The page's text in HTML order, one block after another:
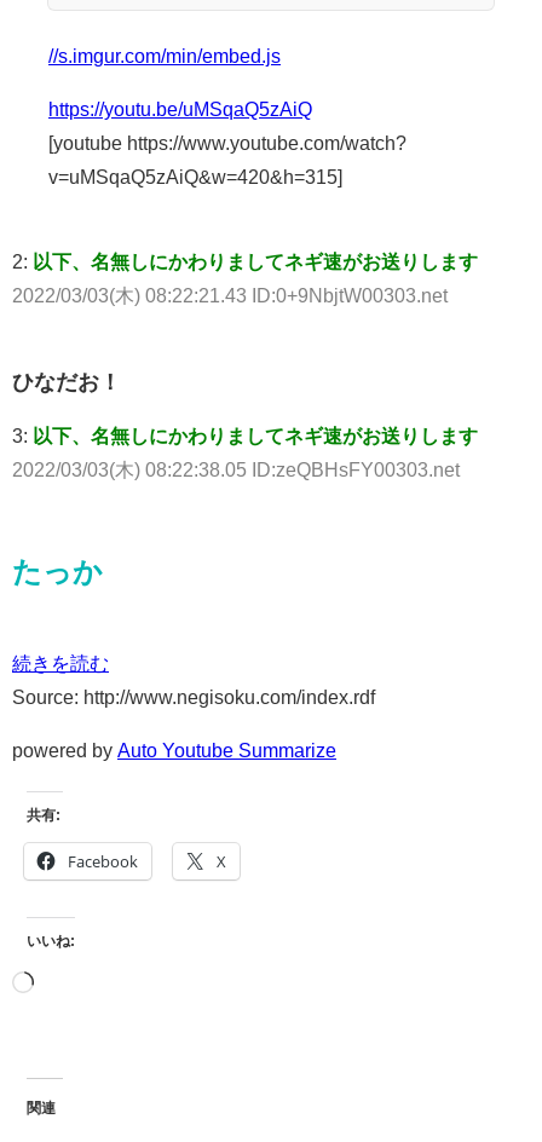
//s.imgur.com/min/embed.js
https://youtu.be/uMSqaQ5zAiQ
[youtube https://www.youtube.com/watch?
v=uMSqaQ5zAiQ&w=420&h=315]
2: 以下、名無しにかわりましてネギ速がお送りします
2022/03/03(木) 08:22:21.43 ID:0+9NbjtW00303.net
ひなだお！
3: 以下、名無しにかわりましてネギ速がお送りします
2022/03/03(木) 08:22:38.05 ID:zeQBHsFY00303.net
たっか
続きを読む
Source: http://www.negisoku.com/index.rdf
powered by Auto Youtube Summarize
共有:
Facebook X
いいね:
関連